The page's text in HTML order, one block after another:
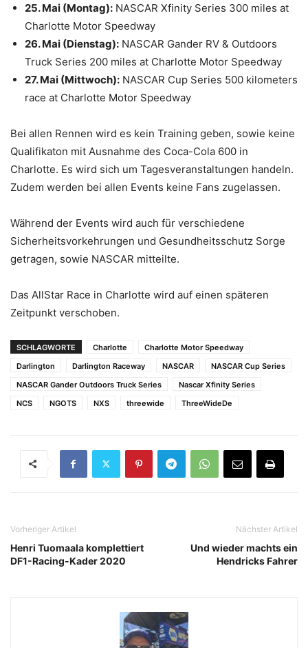
25. Mai (Montag): NASCAR Xfinity Series 300 miles at
Charlotte Motor Speedway
26. Mai (Dienstag): NASCAR Gander RV & Outdoors
Truck Series 200 miles at Charlotte Motor Speedway
27. Mai (Mittwoch): NASCAR Cup Series 500 kilometers
race at Charlotte Motor Speedway
Bei allen Rennen wird es kein Training geben, sowie keine
Qualifikaton mit Ausnahme des Coca-Cola 600 in
Charlotte. Es wird sich um Tagesveranstaltungen handeln.
Zudem werden bei allen Events keine Fans zugelassen.
Während der Events wird auch für verschiedene
Sicherheitsvorkehrungen und Gesundheitsschutz Sorge
getragen, sowie NASCAR mitteilte.
Das AllStar Race in Charlotte wird auf einen späteren
Zeitpunkt verschoben.
SCHLAGWORTE Charlotte
Charlotte Motor Speedway
Darlington
Darlington Raceway NASCAR
NASCAR Cup Series
NASCAR Gander Outdoors Truck Series
Nascar Xfinity Series
NCS
NGOTS NXS threewide ThreeWideDe
Vorheriger Artikel
Henri Tuomaala komplettiert
DF1-Racing-Kader 2020
Nächster Artikel
Und wieder machts ein
Hendricks Fahrer